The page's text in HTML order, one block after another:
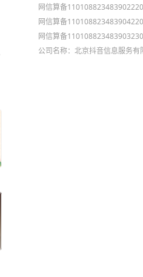
网信算备
网信算备
网信算备
公司名称：北京抖音信息服务有